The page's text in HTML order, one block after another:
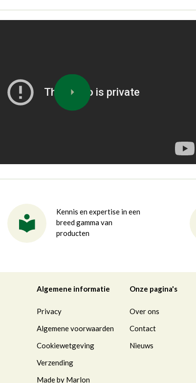
Kennis en expertise in een
breed gamma van
producten
Algemene informatie
Privacy
Algemene voorwaarden
Cookiewetgeving
Verzending
Made by Marlon
Onze pagina's
Over ons
Contact
Nieuws